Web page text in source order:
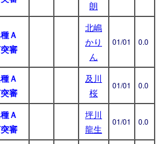
朗
Ａ
審
北嶋
かり
ん
01/01 0.0
Ａ
審
及川
桜
01/01 0.0
Ａ
審
坪川
龍生
01/01 0.0